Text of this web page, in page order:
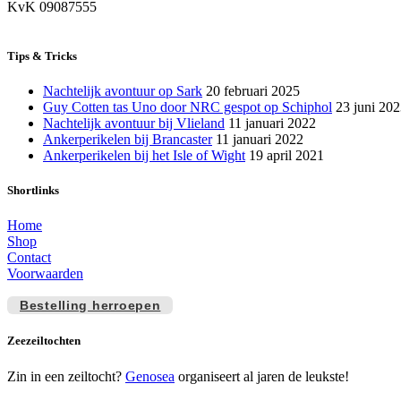
KvK 09087555
Tips & Tricks
Nachtelijk avontuur op Sark 20 februari 2025
Guy Cotten tas Uno door NRC gespot op Schiphol 23 juni
Nachtelijk avontuur bij Vlieland 11 januari 2022
Ankerperikelen bij Brancaster 11 januari 2022
Ankerperikelen bij het Isle of Wight 19 april 2021
Shortlinks
Home
Shop
Contact
Voorwaarden
Bestelling herroepen
Zeezeiltochten
Zin in een zeiltocht? Genosea organiseert al jaren de leukste!